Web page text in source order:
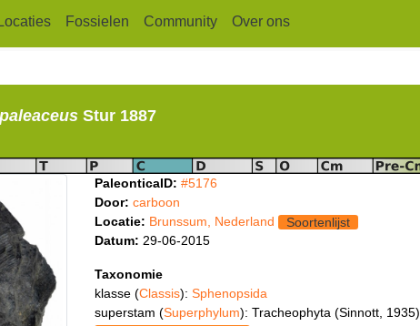
Locaties Fossielen Community Over ons
Stur 1887
PaleonticaID: #5176
Door: carboon
Locatie: Brunssum, Nederland
Soortenlijst
Datum: 29-06-2015
Taxonomie
klasse (Classis): Sphenopsida
superstam (Superphylum): Tracheophyta (Sinnott, 1935)